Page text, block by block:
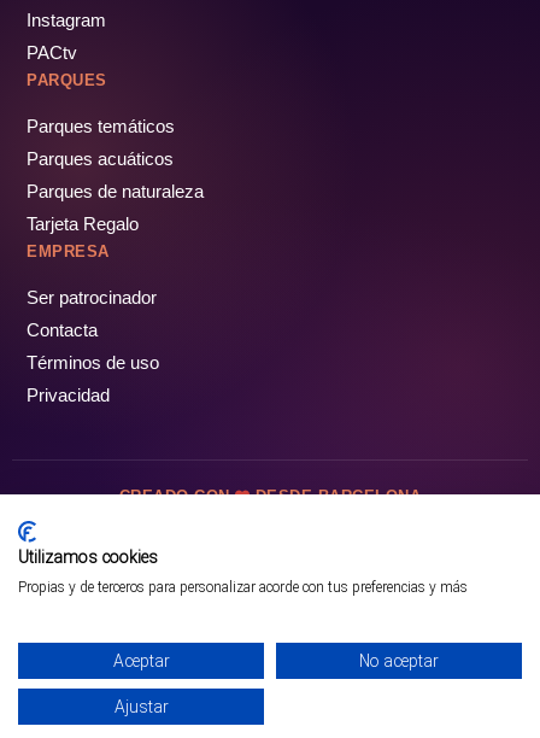
¡PÁSALO!
Instagram
PACtv
PARQUES
Parques temáticos
Parques acuáticos
Parques de naturaleza
Tarjeta Regalo
EMPRESA
Ser patrocinador
Contacta
Términos de uso
Privacidad
CREADO CON DESDE BARCELONA
Utilizamos cookies
Propias y de terceros para personalizar acorde con tus preferencias y más
Aceptar No aceptar
Ajustar